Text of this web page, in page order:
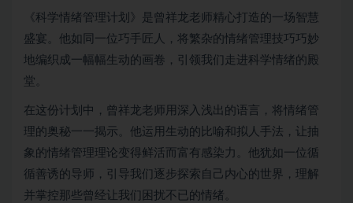
《科学情绪管理计划》是曾祥龙老师精心打造的一场智慧
盛宴。他如同一位巧手匠人，将繁杂的情绪管理技巧巧妙
地编织成一幅幅生动的画卷，引领我们走进科学情绪的殿
堂。
在这份计划中，曾祥龙老师用深入浅出的语言，将情绪管
理的奥秘一一揭示。他运用生动的比喻和拟人手法，让抽
象的情绪管理理论变得鲜活而富有感染力。他犹如一位循
循善诱的导师，引导我们逐步探索自己内心的世界，理解
并掌控那些曾经让我们困扰不已的情绪。